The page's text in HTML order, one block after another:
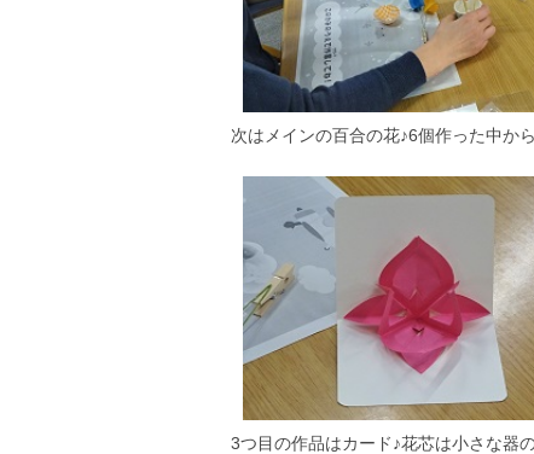
次はメインの百合の花♪6個作った中か
3つ目の作品はカード♪花芯は小さな器